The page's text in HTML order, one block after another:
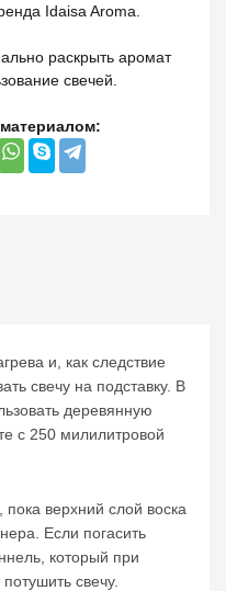
Idaisa Aroma.
раскрыть аромат
свечей.
и, как следствие
свечу на подставку. В
деревянную
с 250 милилитровой
верхний слой воска
Если погасить
который при
свечу.